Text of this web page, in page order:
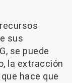
sus
se puede
la extracción
hace que